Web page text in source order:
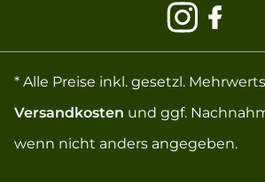
* Alle Preise inkl. gesetzl.
Versandkosten und ggf.
wenn nicht anders angegeben.